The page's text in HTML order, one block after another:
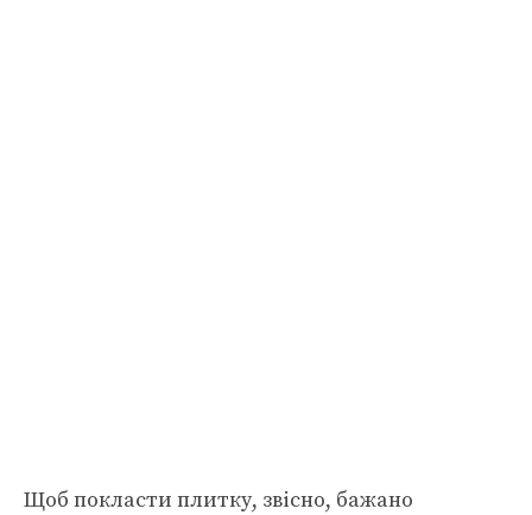
Щоб покласти плитку, звісно, бажано